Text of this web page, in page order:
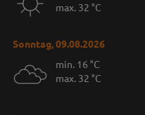
max. 32 °C
Sonntag, 09.08.2026
min. 16 °C
max. 32 °C